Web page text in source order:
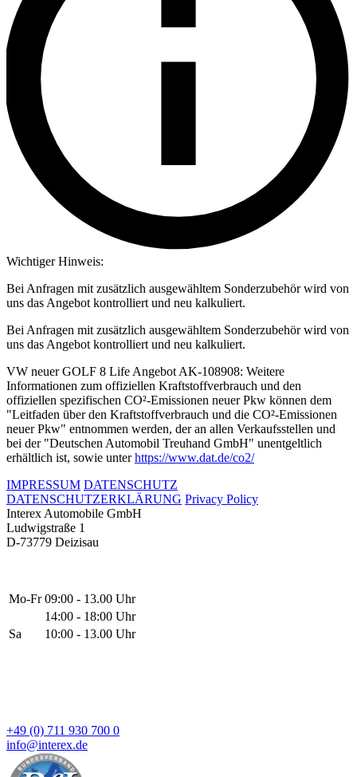
Wichtiger Hinweis:
Bei Anfragen mit zusätzlich ausgewähltem Sonderzubehör wird von
uns das Angebot kontrolliert und neu kalkuliert.
Bei Anfragen mit zusätzlich ausgewähltem Sonderzubehör wird von
uns das Angebot kontrolliert und neu kalkuliert.
VW neuer GOLF 8 Life Angebot AK-108908: Weitere
Informationen zum offiziellen Kraftstoffverbrauch und den
offiziellen spezifischen CO²-Emissionen neuer Pkw können dem
"Leitfaden über den Kraftstoffverbrauch und die CO²-Emissionen
neuer Pkw" entnommen werden, der an allen Verkaufsstellen und
bei der "Deutschen Automobil Treuhand GmbH" unentgeltlich
erhältlich ist, sowie unterhttps://www.dat.de/co2/
IMPRESSUM DATENSCHUTZ
DATENSCHUTZERKLÄRUNG Privacy Policy
Interex Automobile GmbH
Ludwigstraße 1
D-73779 Deizisau
Mo-Fr 09:00 - 13.00 Uhr
14:00 - 18:00 Uhr
Sa
10:00 - 13.00 Uhr
+49 (0) 711 930 700 0
info@interex.de